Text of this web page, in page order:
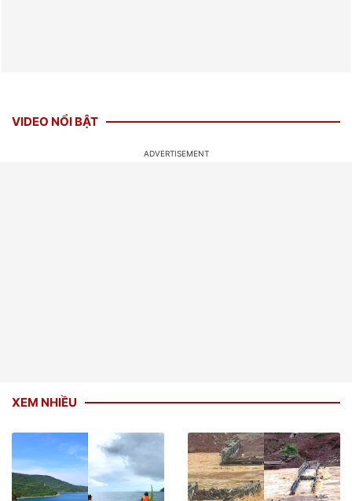
VIDEO NỔI BẬT
XEM NHIỀU